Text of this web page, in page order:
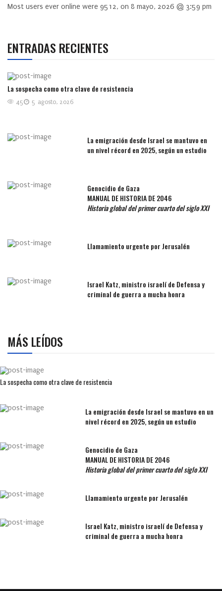
Most users ever online were 9512, on 8 mayo, 2026 @ 3:59 pm
ENTRADAS RECIENTES
La sospecha como otra clave de resistencia
5 agosto, 2026
45
La emigración desde Israel se mantuvo en
un nivel récord en 2025, según un estudio
Genocidio de Gaza
MANUAL DE HISTORIA DE 2046
Historia global del primer cuarto del siglo XXI
Llamamiento urgente por Jerusalén
Israel Katz, ministro israelí de Defensa y
criminal de guerra a mucha honra
MÁS LEÍDOS
La sospecha como otra clave de resistencia
La emigración desde Israel se mantuvo en un
nivel récord en 2025, según un estudio
Genocidio de Gaza
MANUAL DE HISTORIA DE 2046
Historia global del primer cuarto del siglo XXI
Llamamiento urgente por Jerusalén
Israel Katz, ministro israelí de Defensa y
criminal de guerra a mucha honra